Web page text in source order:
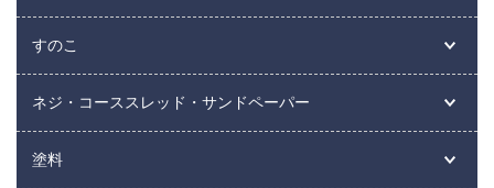
すのこ
ネジ・コーススレッド・サンドペーパー
塗料